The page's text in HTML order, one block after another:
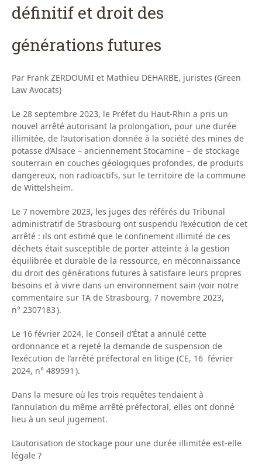
définitif et droit des
générations futures
Par Frank ZERDOUMI et Mathieu DEHARBE, juristes (Green
Law Avocats)
Le 28 septembre 2023, le Préfet du Haut-Rhin a pris un
nouvel arrêté autorisant la prolongation, pour une durée
illimitée, de l’autorisation donnée à la société des mines de
potasse d’Alsace – anciennement Stocamine – de stockage
souterrain en couches géologiques profondes, de produits
dangereux, non radioactifs, sur le territoire de la commune
de Wittelsheim.
Le 7 novembre 2023, les juges des référés du Tribunal
administratif de Strasbourg ont suspendu l’exécution de cet
arrêté : ils ont estimé que le confinement illimité de ces
déchets était susceptible de porter atteinte à la gestion
équilibrée et durable de la ressource, en méconnaissance
du droit des générations futures à satisfaire leurs propres
besoins et à vivre dans un environnement sain (voir notre
commentaire sur TA de Strasbourg, 7 novembre 2023,
n° 2307183 ).
Le 16 février 2024, le Conseil d’État a annulé cette
ordonnance et a rejeté la demande de suspension de
l’exécution de l’arrêté préfectoral en litige (CE, 16 février
2024, n° 489591 ).
Dans la mesure où les trois requêtes tendaient à
l’annulation du même arrêté préfectoral, elles ont donné
lieu à un seul jugement.
L’autorisation de stockage pour une durée illimitée est-elle
légale ?